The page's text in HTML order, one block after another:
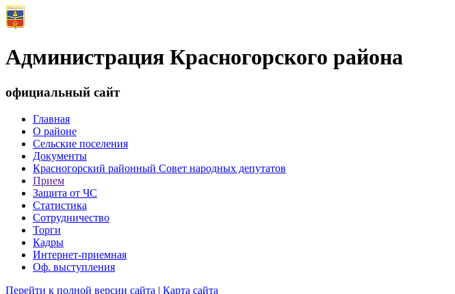
Администрация Красногорского района
официальный сайт
Главная
О районе
Сельские поселения
Документы
Красногорский районный Совет народных депутатов
Прием
Защита от ЧС
Статистика
Сотрудничество
Торги
Кадры
Интернет-приемная
Оф. выступления
Перейти к полной версии сайта | Карта сайта